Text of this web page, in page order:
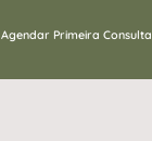
Agendar Primeira Consulta